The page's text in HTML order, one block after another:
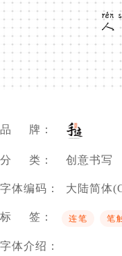
品 牌：
分 类： 创意书写
字体编码： 大陆简体
标 签： 连笔 笔
字体介绍：